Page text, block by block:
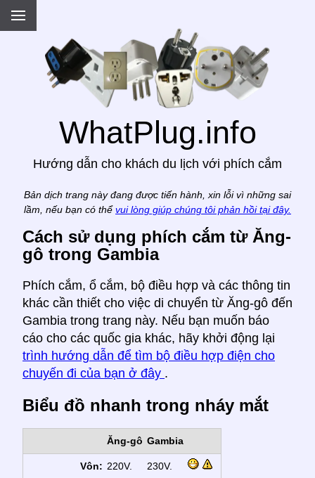
WhatPlug.info
Hướng dẫn cho khách du lịch với phích cắm
Bản dịch trang này đang được tiến hành, xin lỗi vì những sai
lầm, nếu bạn có thể vui lòng giúp chúng tôi phản hồi tại đây.
Cách sử dụng phích cắm từ Ăng-
gô trong Gambia
Phích cắm, ổ cắm, bộ điều hợp và các thông tin
khác cần thiết cho việc di chuyển từ Ăng-gô đến
Gambia trong trang này. Nếu bạn muốn báo
cáo cho các quốc gia khác, hãy khởi động lại
trình hướng dẫn để tìm bộ điều hợp điện cho
chuyến đi của bạn ở đây .
Biểu đồ nhanh trong nháy mắt
Ăng-gô Gambia
Vôn: 220V. 230V.